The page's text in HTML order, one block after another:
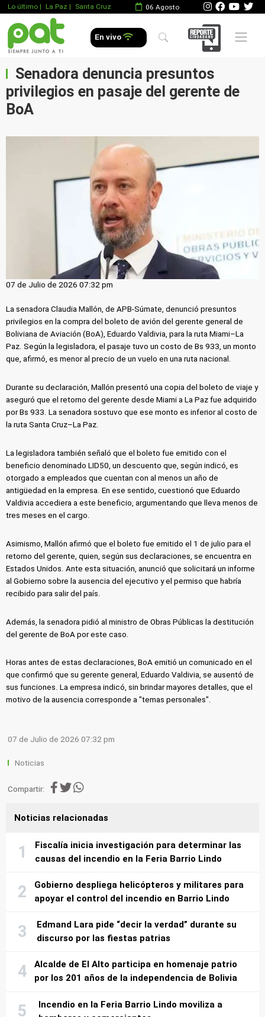
Lo último | La Paz | Santa Cruz 06 Agosto
En vivo Mobile
Senadora denuncia presuntos
privilegios en pasaje del gerente de
BoA
07 de Julio de 2026 07:32 pm
La senadora Claudia Mallón, de APB-Súmate, denunció presuntos
privilegios en la compra del boleto de avión del gerente general de
Boliviana de Aviación (BoA), Eduardo Valdivia, para la ruta Miami–La
Paz. Según la legisladora, el pasaje tuvo un costo de Bs 933, un monto
que, afirmó, es menor al precio de un vuelo en una ruta nacional.
Durante su declaración, Mallón presentó una copia del boleto de viaje y
aseguró que el retorno del gerente desde Miami a La Paz fue adquirido
por Bs 933. La senadora sostuvo que ese monto es inferior al costo de
la ruta Santa Cruz–La Paz.
La legisladora también señaló que el boleto fue emitido con el
beneficio denominado LID50, un descuento que, según indicó, es
otorgado a empleados que cuentan con al menos un año de
antigüedad en la empresa. En ese sentido, cuestionó que Eduardo
Valdivia accediera a este beneficio, argumentando que lleva menos de
tres meses en el cargo.
Asimismo, Mallón afirmó que el boleto fue emitido el 1 de julio para el
retorno del gerente, quien, según sus declaraciones, se encuentra en
Estados Unidos. Ante esta situación, anunció que solicitará un informe
al Gobierno sobre la ausencia del ejecutivo y el permiso que habría
recibido para salir del país.
Además, la senadora pidió al ministro de Obras Públicas la destitución
del gerente de BoA por este caso.
Horas antes de estas declaraciones, BoA emitió un comunicado en el
que confirmó que su gerente general, Eduardo Valdivia, se ausentó de
sus funciones. La empresa indicó, sin brindar mayores detalles, que el
motivo de la ausencia corresponde a "temas personales".
07 de Julio de 2026 07:32 pm
Noticias
Compartir:
Noticias relacionadas
Fiscalía inicia investigación para determinar las
causas del incendio en la Feria Barrio Lindo
Gobierno despliega helicópteros y militares para
apoyar el control del incendio en Barrio Lindo
Edmand Lara pide “decir la verdad” durante su
discurso por las fiestas patrias
Alcalde de El Alto participa en homenaje patrio
por los 201 años de la independencia de Bolivia
Incendio en la Feria Barrio Lindo moviliza a